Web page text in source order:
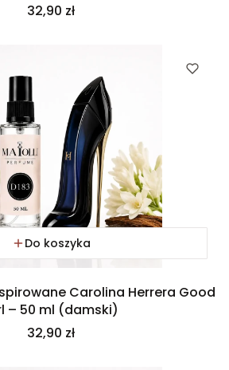
Cena
32,90 zł
Do koszyka
Carolina Herrera Good
– 50 ml (damski)
Cena
32,90 zł